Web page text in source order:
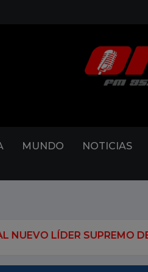
MUNDO NOTICIAS
DE IRÁN: “NO